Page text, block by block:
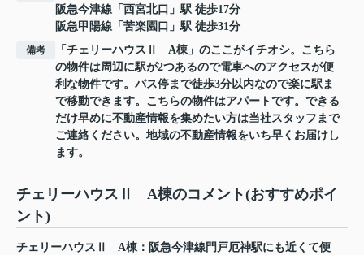
阪急今津線 「 西宮北口 」駅 徒歩17分
阪急甲陽線 「 苦楽園口 」駅 徒歩31分
備考
「チェリーハウスⅡ A棟」のここがイチオシ。こちら
の物件は周辺に駅が2つあるので電車へのアクセスが便
利な物件です。バス停まで徒歩3分以内なので楽に駅ま
で移動できます。こちらの物件はアパートです。できる
だけ早めに不動産情報を集めたい方は当社スタッフまで
ご連絡ください。地域の不動産情報をいち早くお届けし
ます。
チェリーハウスⅡ A棟のコメント(おすすめポイ
ント)
チェリーハウスⅡ A棟：阪急今津線門戸厄神駅にも近くて便